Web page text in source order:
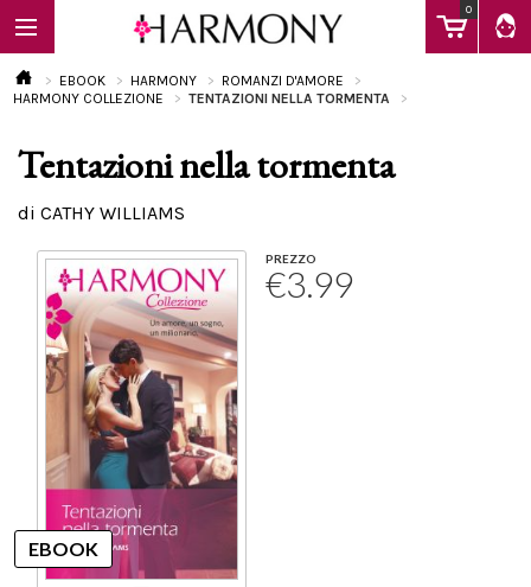
0
EBOOK
Calendario
EBOOK HARMONY
ROMANZI D'AMORE
HARMONY COLLEZIONE
TENTAZIONI NELLA TORMENTA
Tentazioni nella tormenta
di CATHY WILLIAMS
PREZZO
€3.99